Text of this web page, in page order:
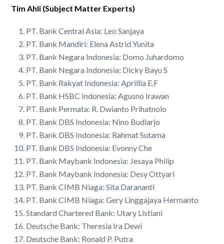
Tim Ahli (Subject Matter Experts)
PT. Bank Central Asia: Leo Sanjaya
PT. Bank Mandiri: Elena Astrid Yunita
PT. Bank Negara Indonesia: Domo Juhardomo
PT. Bank Negara Indonesia: Dicky Bayu S
PT. Bank Rakyat Indonesia: Aprillia E.F
PT. Bank HSBC Indonesia: Agusno Irawan
PT. Bank Permata: R. Dwianto Prihatnolo
PT. Bank DBS Indonesia: Nino Budiarjo
PT. Bank DBS Indonesia: Rahmat Sutama
PT. Bank DBS Indonesia: Evonny Che
PT. Bank Maybank Indonesia: Jesaya Philip
PT. Bank Maybank Indonesia: Desy Ottyari
PT. Bank CIMB Niaga: Sita Darananti
PT. Bank CIMB Niaga: Gery Linggajaya Hermanto
Standard Chartered Bank: Utary Listiani
Deutsche Bank: Theresia Ira Dewi
Deutsche Bank: Ronald P. Putra